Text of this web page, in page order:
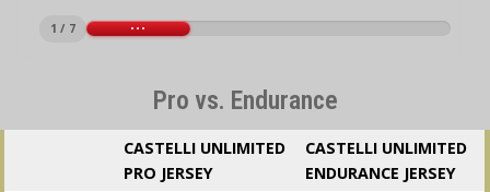
1 / 7
Pro vs. Endurance
CASTELLI UNLIMITED
PRO JERSEY
CASTELLI UNLIMITED
ENDURANCE JERSEY